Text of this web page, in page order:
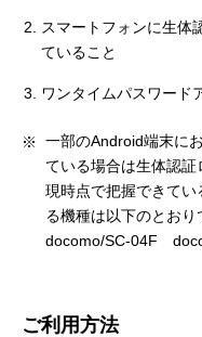
スマートフォンに生体
ていること
ワンタイムパスワード
一部のAndroid端末に
ている場合は生体認証
現時点で把握できて
る機種は以下のとおり
docomo/SC-04F
ご利用方法